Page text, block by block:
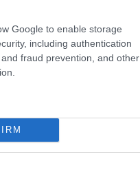
Google to enable storage
including authentication
fraud prevention, and other